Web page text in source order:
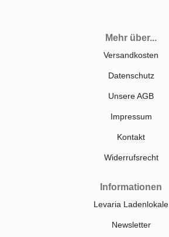
Mehr über...
Versandkosten
Datenschutz
Unsere AGB
Impressum
Kontakt
Widerrufsrecht
Informationen
Levaria Ladenlokale
Newsletter